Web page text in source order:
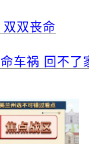
双丧命
车祸 回不了